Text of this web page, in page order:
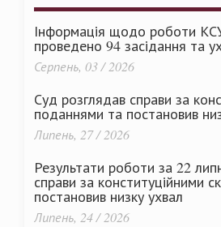
Інформація щодо роботи
проведено 94 засідання та
Серпень, 03 / 2026
Суд розглядав справи за
поданнями та постановив
Липень, 27 / 2026
Результати роботи за 22
справи за конституційними
постановив низку ухвал
Липень, 24 / 2026